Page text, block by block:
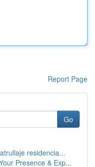
Report Page
Go
residencia...
Presence & Exp...